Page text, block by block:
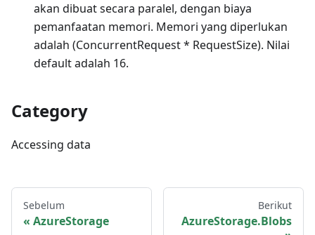
akan dibuat secara paralel, dengan biaya
pemanfaatan memori. Memori yang diperlukan
adalah (ConcurrentRequest * RequestSize). Nilai
default adalah 16.
Category
Accessing data
Sebelum
AzureStorage
Berikut
AzureStorage.Blobs